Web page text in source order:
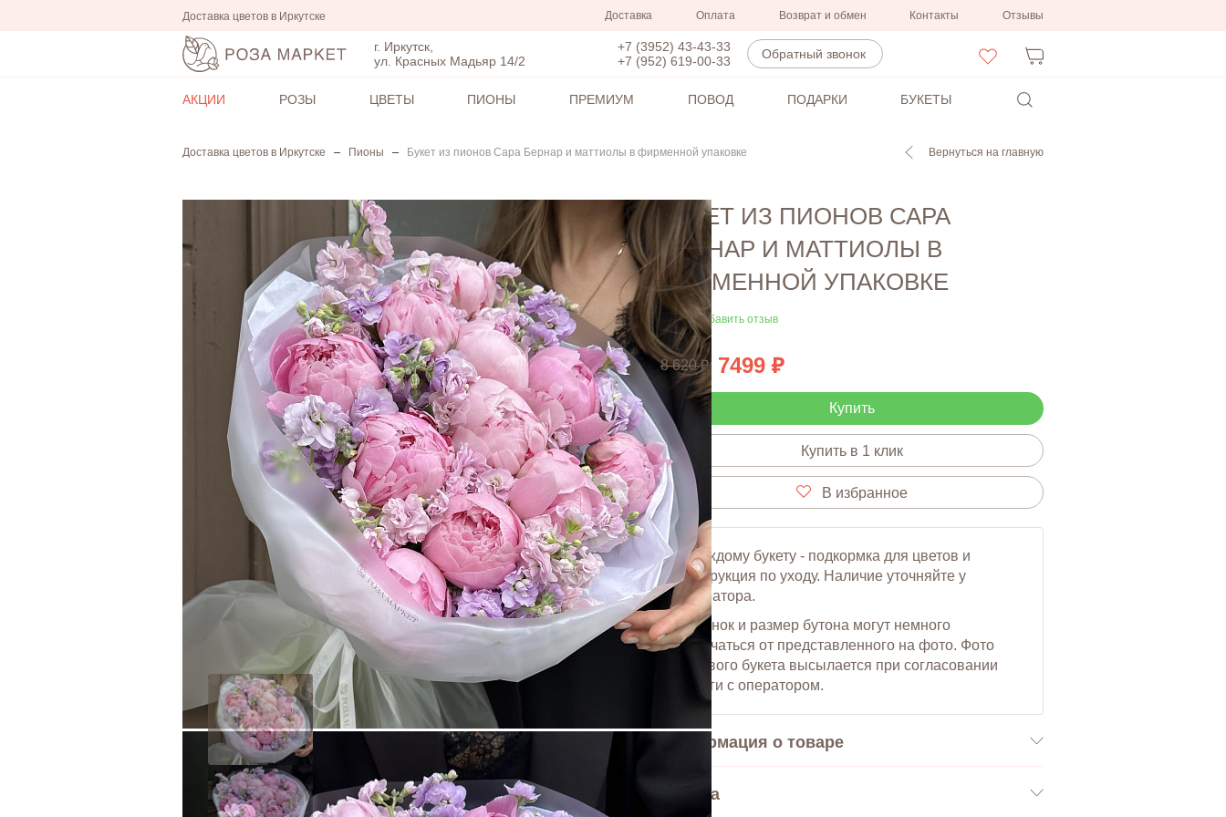
Доставка цветов в Иркутске Доставка Оплата Возврат и обмен Контакты Отзывы
г. Иркутск,
ул. Красных Мадьяр 14/2
+7 (3952) 43-43-33
+7 (952) 619-00-33
Обратный звонок
АКЦИИ РОЗЫ ЦВЕТЫ ПИОНЫ ПРЕМИУМ ПОВОД ПОДАРКИ БУКЕТЫ
Доставка цветов в Иркутске Пионы Букет из пионов Сара Бернар и маттиолы в фирменной упаковке Вернуться на главную
БУКЕТ ИЗ ПИОНОВ САРА
БЕРНАР И МАТТИОЛЫ В
ФИРМЕННОЙ УПАКОВКЕ
Добавить отзыв
8 620 7499
Купить
Купить в 1 клик
В избранное
К каждому букету - подкормка для цветов и
инструкция по уходу. Наличие уточняйте у
оператора.
Оттенок и размер бутона могут немного
отличаться от представленного на фото. Фото
готового букета высылается при согласовании
услуги с оператором.
Информация о товаре
Оплата